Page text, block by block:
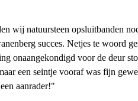
wij natuursteen opsluitbanden
succes. Netjes te woord
onaangekondigd voor de deur
een seintje vooraf was fijn
aanrader!"